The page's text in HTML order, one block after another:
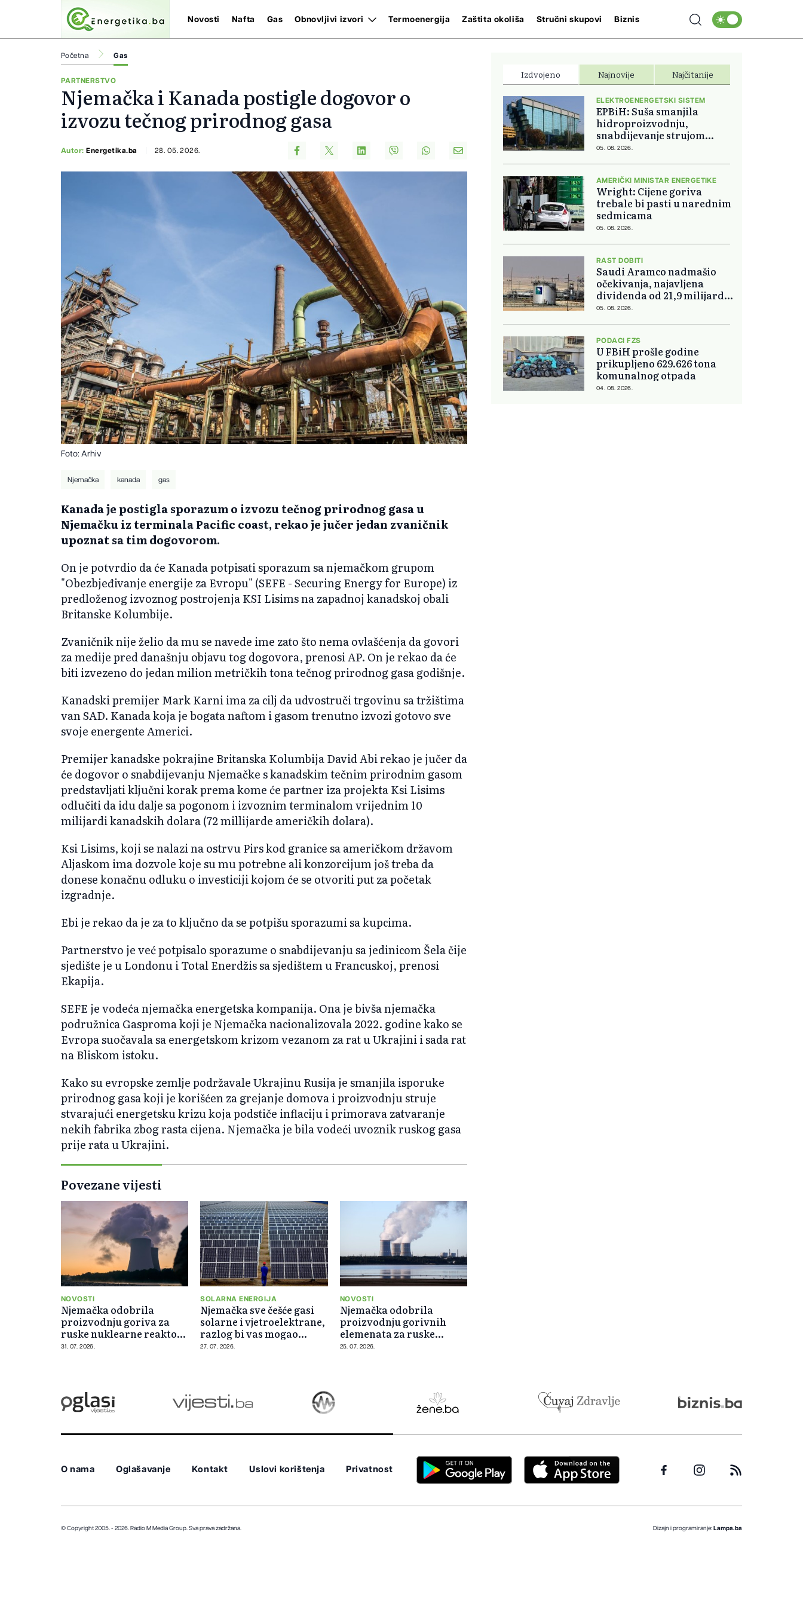
Novosti Nafta Gas Obnovljivi izvori Termoenergija Zaštita okoliša Stručni skupovi Biznis
Početna Gas
PARTNERSTVO
Njemačka i Kanada postigle dogovor o
izvozu tečnog prirodnog gasa
Autor:Energetika.ba 28. 05. 2026.
Foto: Arhiv
Njemačka kanada gas
Kanada je postigla sporazum o izvozu tečnog prirodnog gasa u
Njemačku iz terminala Pacific coast, rekao je jučer jedan zvaničnik
upoznat sa tim dogovorom.
On je potvrdio da će Kanada potpisati sporazum sa njemačkom grupom
"Obezbjeđivanje energije za Evropu" (SEFE - Securing Energy for Europe) iz
predloženog izvoznog postrojenja KSI Lisims na zapadnoj kanadskoj obali
Britanske Kolumbije.
Zvaničnik nije želio da mu se navede ime zato što nema ovlašćenja da govori
za medije pred današnju objavu tog dogovora, prenosi AP. On je rekao da će
biti izvezeno do jedan milion metričkih tona tečnog prirodnog gasa godišnje.
Kanadski premijer Mark Karni ima za cilj da udvostruči trgovinu sa tržištima
van SAD. Kanada koja je bogata naftom i gasom trenutno izvozi gotovo sve
svoje energente Americi.
Premijer kanadske pokrajine Britanska Kolumbija David Abi rekao je jučer da
će dogovor o snabdijevanju Njemačke s kanadskim tečnim prirodnim gasom
predstavljati ključni korak prema kome će partner iza projekta Ksi Lisims
odlučiti da idu dalje sa pogonom i izvoznim terminalom vrijednim 10
milijardi kanadskih dolara (72 millijarde američkih dolara).
Ksi Lisims, koji se nalazi na ostrvu Pirs kod granice sa američkom državom
Aljaskom ima dozvole koje su mu potrebne ali konzorcijum još treba da
donese konačnu odluku o investiciji kojom će se otvoriti put za početak
izgradnje.
Ebi je rekao da je za to ključno da se potpišu sporazumi sa kupcima.
Partnerstvo je već potpisalo sporazume o snabdijevanju sa jedinicom Šela čije
sjedište je u Londonu i Total Enerdžis sa sjedištem u Francuskoj, prenosi
Ekapija.
SEFE je vodeća njemačka energetska kompanija. Ona je bivša njemačka
podružnica Gasproma koji je Njemačka nacionalizovala 2022. godine kako se
Evropa suočavala sa energetskom krizom vezanom za rat u Ukrajini i sada rat
na Bliskom istoku.
Kako su evropske zemlje podržavale Ukrajinu Rusija je smanjila isporuke
prirodnog gasa koji je korišćen za grejanje domova i proizvodnju struje
stvarajući energetsku krizu koja podstiče inflaciju i primorava zatvaranje
nekih fabrika zbog rasta cijena. Njemačka je bila vodeći uvoznik ruskog gasa
prije rata u Ukrajini.
Povezane vijesti
NOVOSTI
Njemačka odobrila
proizvodnju goriva za
ruske nuklearne reaktore
uz stroge sigurnosne
31. 07. 2026.
SOLARNA ENERGIJA
Njemačka sve češće gasi
solarne i vjetroelektrane,
razlog bi vas mogao
iznenaditi
27. 07. 2026.
NOVOSTI
Njemačka odobrila
proizvodnju gorivnih
elemenata za ruske
nuklearne reaktore
25. 07. 2026.
Izdvojeno Najnovije Najčitanije
ELEKTROENERGETSKI SISTEM
EPBiH: Suša smanjila
hidroproizvodnju,
snabdijevanje strujom
ostaje stabilno
05. 08. 2026.
AMERIČKI MINISTAR ENERGETIKE
Wright: Cijene goriva
trebale bi pasti u narednim
sedmicama
05. 08. 2026.
RAST DOBITI
Saudi Aramco nadmašio
očekivanja, najavljena
dividenda od 21,9 milijardi
dolara
05. 08. 2026.
PODACI FZS
U FBiH prošle godine
prikupljeno 629.626 tona
komunalnog otpada
04. 08. 2026.
O nama Oglašavanje Kontakt Uslovi korištenja Privatnost
© Copyright 2005. - 2026. Radio M Media Group. Sva prava zadržana. Dizajn i programiranje: Lampa.ba